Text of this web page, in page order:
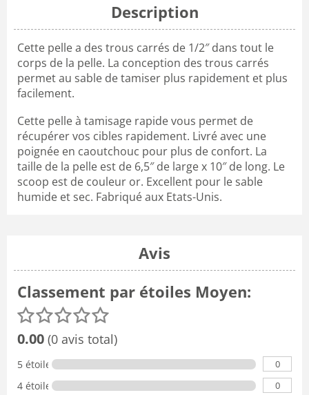
Description
Cette pelle a des trous carrés de 1/2″ dans tout le
corps de la pelle. La conception des trous carrés
permet au sable de tamiser plus rapidement et plus
facilement.
Cette pelle à tamisage rapide vous permet de
récupérer vos cibles rapidement. Livré avec une
poignée en caoutchouc pour plus de confort. La
taille de la pelle est de 6,5″ de large x 10″ de long. Le
scoop est de couleur or. Excellent pour le sable
humide et sec. Fabriqué aux Etats-Unis.
Avis
Classement par étoiles Moyen:
0.00 (0 avis total)
5 étoiles 0
4 étoiles 0